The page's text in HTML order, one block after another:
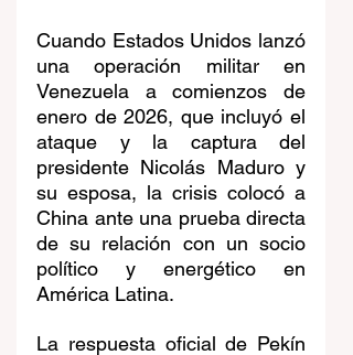
Cuando Estados Unidos lanzó
una operación militar en
Venezuela a comienzos de
enero de 2026, que incluyó el
ataque y la captura del
presidente Nicolás Maduro y
su esposa, la crisis colocó a
China ante una prueba directa
de su relación con un socio
político y energético en
América Latina.
La respuesta oficial de Pekín